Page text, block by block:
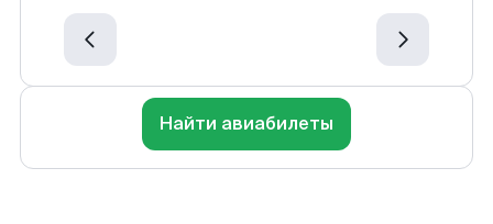
Найти авиабилеты